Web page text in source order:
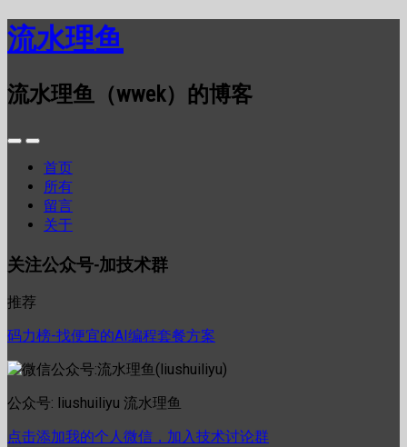
流水理鱼
流水理鱼（wwek）的博客
首页
所有
留言
关于
关注公众号-加技术群
推荐
码力榜-找便宜的AI编程套餐方案
公众号: liushuiliyu 流水理鱼
点击添加我的个人微信，加入技术讨论群